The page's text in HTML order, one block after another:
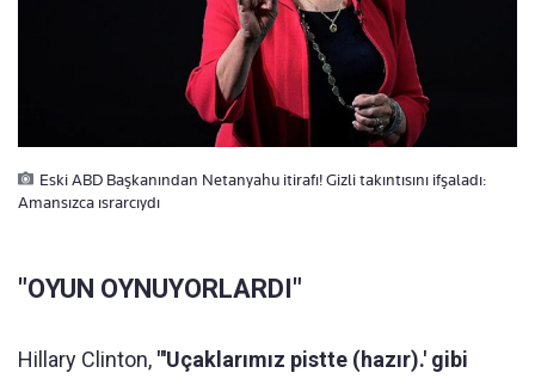
Eski ABD Başkanından Netanyahu itirafı! Gizli takıntısını ifşaladı:
Amansızca ısrarcıydı
"OYUN OYNUYORLARDI"
Hillary Clinton, "'Uçaklarımız pistte (hazır).' gibi